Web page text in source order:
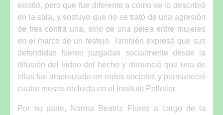
existió, pero que fue diferente a como se lo describió
en la sala, y sostuvo que no se trató de una agresión
de tres contra una, sino de una pelea entre mujeres
en el marco de un festejo. También expresó que sus
defendidas fueron juzgadas socialmente desde la
difusión del video del hecho y denunció que una de
ellas fue amenazada en redes sociales y permaneció
cuatro meses recluida en el Instituto Pelletier.
Por su parte, Norma Beatriz Flores a cargo de la